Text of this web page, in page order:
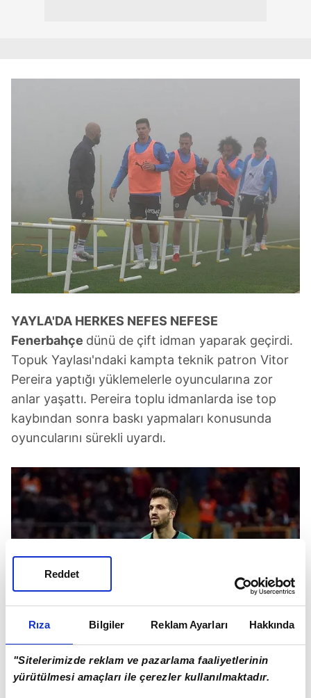
Rıza Bilgiler Reklam Ayarları Hakkında
"Sitelerimizde reklam ve pazarlama faaliyetlerinin
yürütülmesi amaçları ile çerezler kullanılmaktadır.
Reddet
YAYLA'DA HERKES NEFES NEFESE
Fenerbahçe dünü de çift idman yaparak geçirdi.
Topuk Yaylası'ndaki kampta teknik patron Vitor
Pereira yaptığı yüklemelerle oyuncularına zor
anlar yaşattı. Pereira toplu idmanlarda ise top
kaybından sonra baskı yapmaları konusunda
oyuncularını sürekli uyardı.
GİRESUN OKAN KOCUK'U 1 YILLIĞINA KİRALADI
SüperLig'in yeni ekiplerinden Giresunspor,
Galatasaray'ın 26 yaşındaki file bekçisi Okan